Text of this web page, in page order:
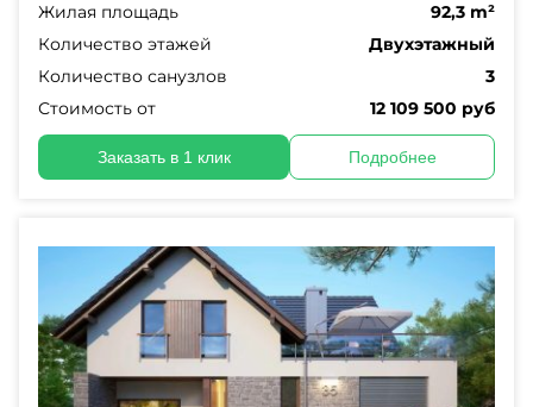
Жилая площадь
92,3 m²
Количество этажей
Двухэтажный
Количество санузлов
3
Стоимость от
12 109 500 руб
Заказать в 1 клик Подробнее